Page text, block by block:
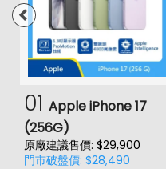
01 Apple iPhone 17
(256G)
原廠建議售價: $29,900
門市破盤價: $28,490